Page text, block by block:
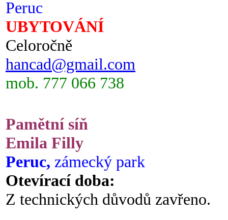
Peruc
UBYTOVÁNÍ
Celoročně
hancad@gmail.com
mob. 777 066 738
Pamětní síň
Emila Filly
Peruc, zámecký park
Otevírací doba:
Z technických důvodů zavřeno.